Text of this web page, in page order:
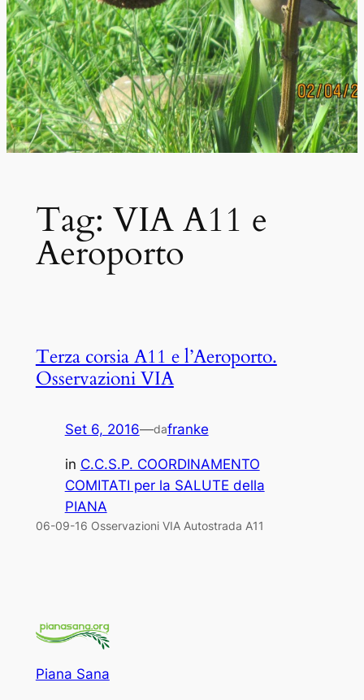
Tag: VIA A11 e
Aeroporto
Terza corsia A11 e l’Aeroporto.
Osservazioni VIA
Set 6, 2016—dafranke
in C.C.S.P. COORDINAMENTO
COMITATI per la SALUTE della
PIANA
06-09-16 Osservazioni VIA Autostrada A11
Piana Sana